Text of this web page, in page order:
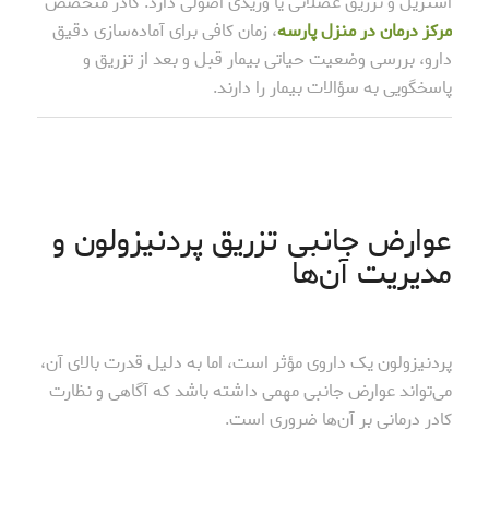
مرکز درمان در منزل پارسه، زمان کافی برای آماده‌سازی دقیق
دارو، بررسی وضعیت حیاتی بیمار قبل و بعد از تزریق و
پاسخگویی به سؤالات بیمار را دارند.
عوارض جانبی تزریق پردنیزولون و
مدیریت آن‌ها
پردنیزولون یک داروی مؤثر است، اما به دلیل قدرت بالای آن،
می‌تواند عوارض جانبی مهمی داشته باشد که آگاهی و نظارت
کادر درمانی بر آن‌ها ضروری است.